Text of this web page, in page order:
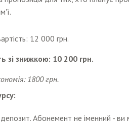
12 000 грн.
зі знижкою: 10 200 грн.
1800 грн.
Абонемент не іменний -